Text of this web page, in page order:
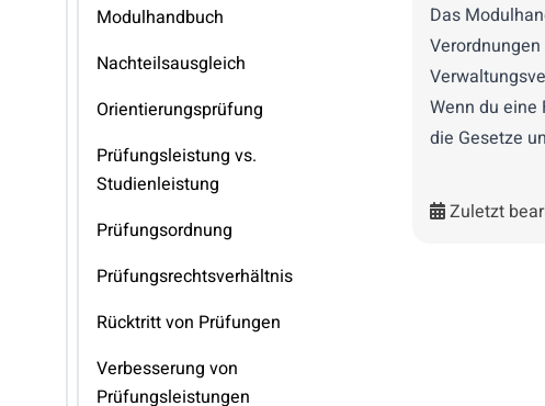
Modulhandbuch
Nachteilsausgleich
Orientierungsprüfung
Prüfungsleistung vs.
Studienleistung
Prüfungsordnung
Prüfungsrechtsverhältnis
Rücktritt von Prüfungen
Verbesserung von
Prüfungsleistungen
Das
Wenn du eine
die Gesetze
Zuletzt